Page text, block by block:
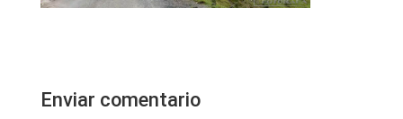
Enviar comentario